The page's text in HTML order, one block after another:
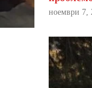
ноември 7,